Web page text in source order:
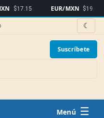
$17.15 EUR/MXN $19.81
☾
Suscríbete
☰